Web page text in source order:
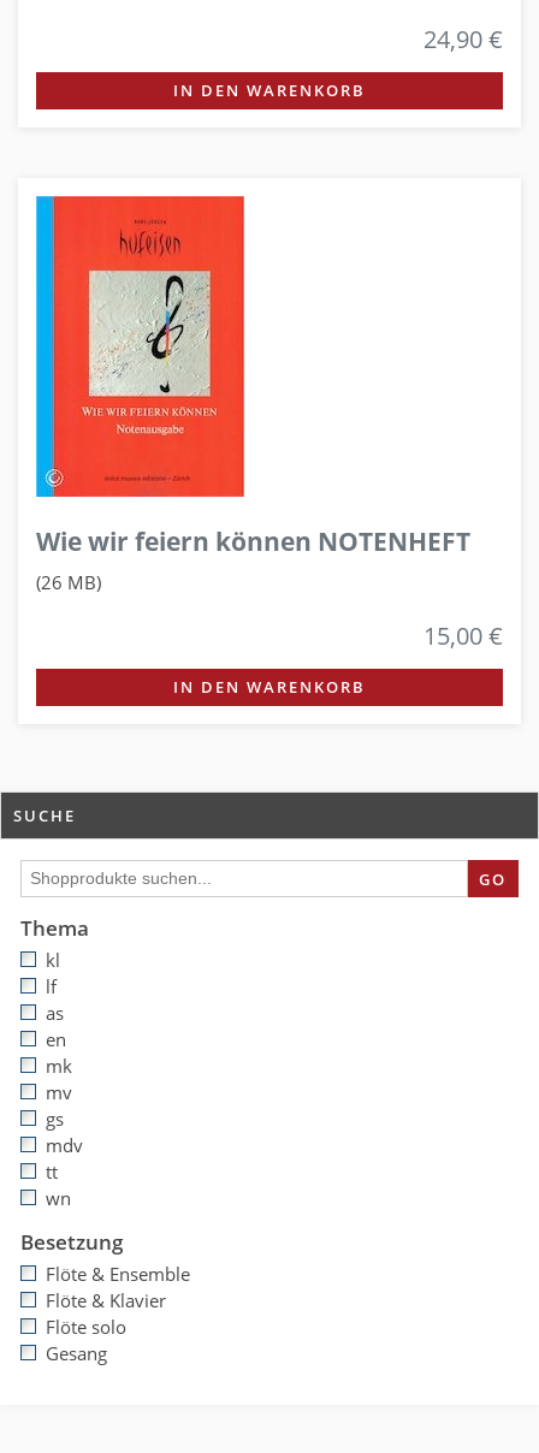
24,90 €
IN DEN WARENKORB
Wie wir feiern können NOTENHEFT
(26 MB)
15,00 €
IN DEN WARENKORB
SUCHE
GO
Thema
kl
lf
as
en
mk
mv
gs
mdv
tt
wn
Besetzung
Flöte & Ensemble
Flöte & Klavier
Flöte solo
Gesang